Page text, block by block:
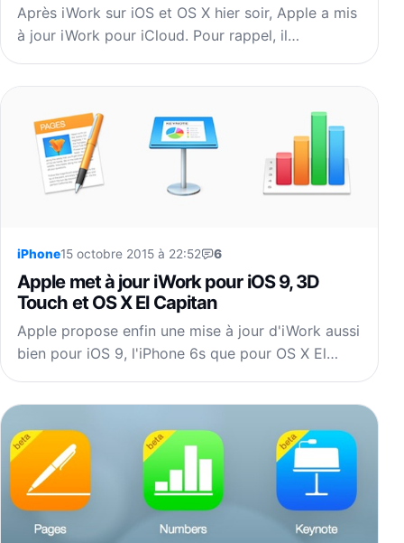
Après iWork sur iOS et OS X hier soir, Apple a mis
à jour iWork pour iCloud. Pour rappel, il…
iPhone15 octobre 2015 à 22:52 6
Apple met à jour iWork pour iOS 9, 3D
Touch et OS X El Capitan
Apple propose enfin une mise à jour d'iWork aussi
bien pour iOS 9, l'iPhone 6s que pour OS X El…